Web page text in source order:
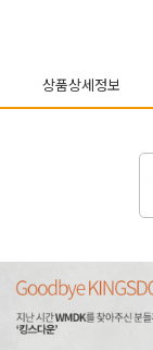
상품상세정보